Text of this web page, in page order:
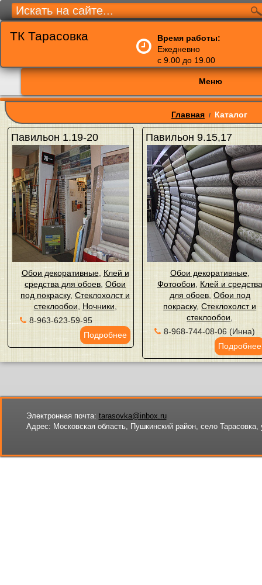
ТК Тарасовка
Время работы:
Ежедневно
с 9.00 до 19.00
Меню
Главная / Каталог
Павильон 1.19-20
Обои декоративные, Клей и
средства для обоев ,Обои
под покраску,Стеклохолст и
стеклообои
Ночники
8-963-623-59-95
Подробнее
Павильон 9.15,17
Обои декоративные,
Фотообои
Клей и средства
для обоев, Обои под
покраску,Стеклохолст и
стеклообои
8-968-744-08-06 (Инна)
Подробнее
Электронная почта: tarasovka@inbox.ru
Адрес: Московская область, Пушкинский район, село